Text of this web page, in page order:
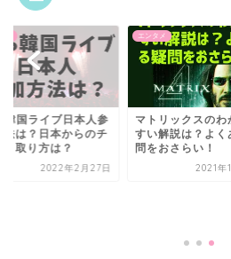
韓国ライブ日本人参
法は？日本からのチ
ト取り方は？
2022年2月27日
エンタメ
マトリックスのわ
すい解説は？よく
問をおさらい！
2021年